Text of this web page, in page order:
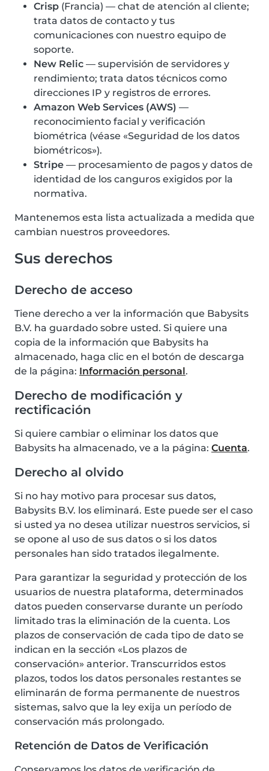
Crisp (Francia) — chat de atención al cliente;
trata datos de contacto y tus
comunicaciones con nuestro equipo de
soporte.
New Relic — supervisión de servidores y
rendimiento; trata datos técnicos como
direcciones IP y registros de errores.
Amazon Web Services (AWS) —
reconocimiento facial y verificación
biométrica (véase «Seguridad de los datos
biométricos»).
Stripe — procesamiento de pagos y datos de
identidad de los canguros exigidos por la
normativa.
Mantenemos esta lista actualizada a medida que
cambian nuestros proveedores.
Sus derechos
Derecho de acceso
Tiene derecho a ver la información que Babysits
B.V. ha guardado sobre usted. Si quiere una
copia de la información que Babysits ha
almacenado, haga clic en el botón de descarga
de la página: Información personal.
Derecho de modificación y
rectificación
Si quiere cambiar o eliminar los datos que
Babysits ha almacenado, ve a la página: Cuenta.
Derecho al olvido
Si no hay motivo para procesar sus datos,
Babysits B.V. los eliminará. Este puede ser el caso
si usted ya no desea utilizar nuestros servicios, si
se opone al uso de sus datos o si los datos
personales han sido tratados ilegalmente.
Para garantizar la seguridad y protección de los
usuarios de nuestra plataforma, determinados
datos pueden conservarse durante un período
limitado tras la eliminación de la cuenta. Los
plazos de conservación de cada tipo de dato se
indican en la sección «Los plazos de
conservación» anterior. Transcurridos estos
plazos, todos los datos personales restantes se
eliminarán de forma permanente de nuestros
sistemas, salvo que la ley exija un período de
conservación más prolongado.
Retención de Datos de Verificación